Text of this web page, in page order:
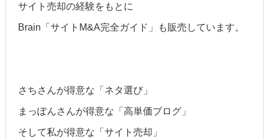
サイト売却の経験をもとに
Brain「サイトM&A完全ガイド」も販売しています。
さちさんが得意な「ネタ選び」
まっぽんさんが得意な「高単価ブログ」
そして私が得意な「サイト売却」